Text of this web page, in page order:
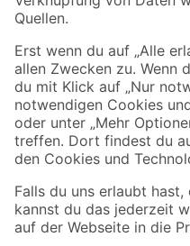
Sicher einkaufen
Jetzt die toom-App
Alle Preisangaben in EUR inkl. gesetzl.
Umständen nicht in allen Märkten